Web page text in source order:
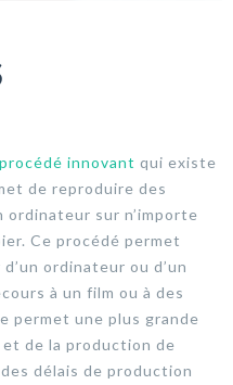
procédé innovant qui existe
de reproduire des
ordinateur sur n’importe
Ce procédé permet
ordinateur ou d’un
à un film ou à des
permet une plus grande
de la production de
délais de production